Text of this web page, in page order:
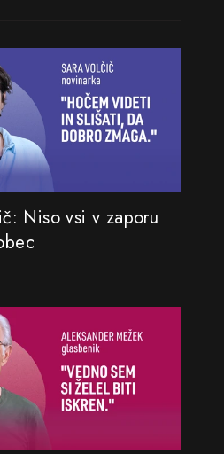
Niso vsi v zaporu